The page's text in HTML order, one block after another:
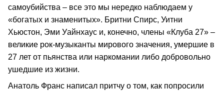
самоубийства – все это мы нередко наблюдаем у
«богатых и знаменитых». Бритни Спирс, Уитни
Хьюстон, Эми Уайнхаус и, конечно, члены «Клуба 27» –
великие рок-музыканты мирового значения, умершие в
27 лет от пьянства или наркомании либо добровольно
ушедшие из жизни.
Анатоль Франс написал притчу о том, как попросили